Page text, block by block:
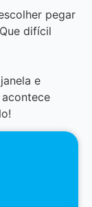
pegar
difícil
e